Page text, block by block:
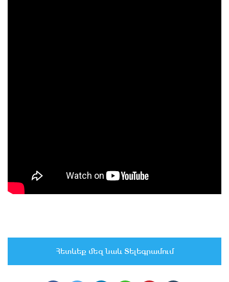
Հետևեք մեզ նաև Տելեգրամում